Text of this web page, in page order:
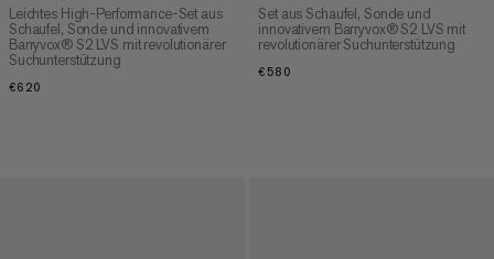
Leichtes High-Performance-Set aus
Schaufel, Sonde und innovativem
Barryvox® S2 LVS mit revolutionärer
Suchunterstützung
€620
Set aus Schaufel, Sonde und
innovativem Barryvox® S2 LVS mit
revolutionärer Suchunterstützung
€580